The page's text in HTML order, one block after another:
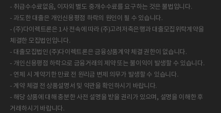
- 취급수수료없음, 이자외 별도 중개수수료를 요구하는 것은 불법입니다.
- 과도한 대출은 개인신용평점 하락의 원인이 될 수 있습니다.
- (주)다이렉트론은 1사 전속에 따라 (주)고려저축은행과 대출모집위탁계약을
체결한 모집법인입니다.
- 대출모집법인 (주)다이렉트론은 금융상품계약 체결 권한이 없습니다.
- 개인신용평점 하락으로 금융거래의 제약 또는 불이익이 발생할 수 있습니다.
- 연체 시 계약기한 만료 전 원리금 변제 의무가 발생할 수 있습니다.
- 계약 체결 전 상품설명서 및 약관을 확인하시기 바랍니다.
- 해당 상품에 대해 충분한 사전 설명을 받을 권리가 있으며, 설명을 이해한 후
거래하시기 바랍니다.